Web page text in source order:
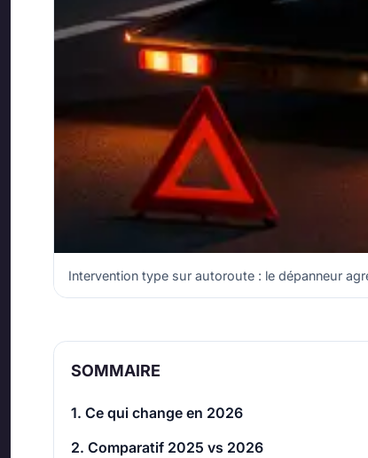
Intervention type sur autoroute : le dépanneur
SOMMAIRE
1. Ce qui change en 2026
2. Comparatif 2025 vs 2026